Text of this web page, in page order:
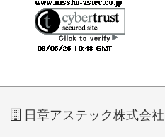
日章アステック株式会社